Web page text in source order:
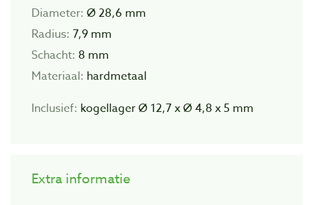
Diameter: Ø 28,6 mm
Radius: 7,9 mm
Schacht: 8 mm
Materiaal: hardmetaal
Inclusief: kogellager Ø 12,7 x Ø 4,8 x 5 mm
Extra informatie